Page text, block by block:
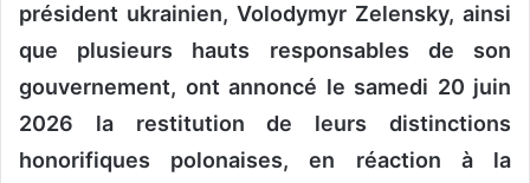
président ukrainien, Volodymyr Zelensky, ainsi
que plusieurs hauts responsables de son
gouvernement, ont annoncé le samedi 20 juin
2026 la restitution de leurs distinctions
honorifiques polonaises, en réaction à la